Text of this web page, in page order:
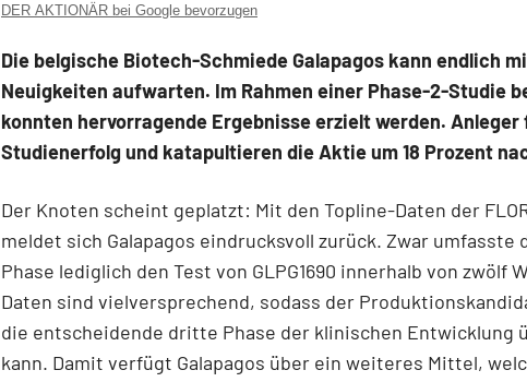
DER AKTIONÄR bei Google bevorzugen
Die belgische Biotech-Schmiede Galapagos kann endlich
Neuigkeiten aufwarten. Im Rahmen einer Phase-2-Studie
konnten hervorragende Ergebnisse erzielt werden. Anleger
Studienerfolg und katapultieren die Aktie um 18 Prozent
Der Knoten scheint geplatzt: Mit den Topline-Daten der
meldet sich Galapagos eindrucksvoll zurück. Zwar umfasste
Phase lediglich den Test von GLPG1690 innerhalb von zwölf
Daten sind vielversprechend, sodass der
die entscheidende dritte Phase der klinischen Entwicklung
kann. Damit verfügt Galapagos über ein weiteres Mittel,